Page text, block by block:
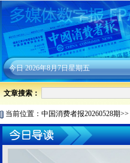
今日2026年8月7日星期五
文章搜索：
当前位置： 中国消费者报20260528期>>